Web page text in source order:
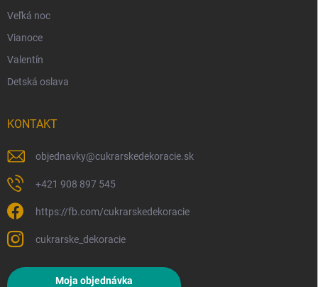
Veľká noc
Vianoce
Valentín
Detská oslava
KONTAKT
objednavky@cukrarskedekoracie.sk
+421 908 897 545
https://fb.com/cukrarskedekoracie
cukrarske_dekoracie
Moja objednávka